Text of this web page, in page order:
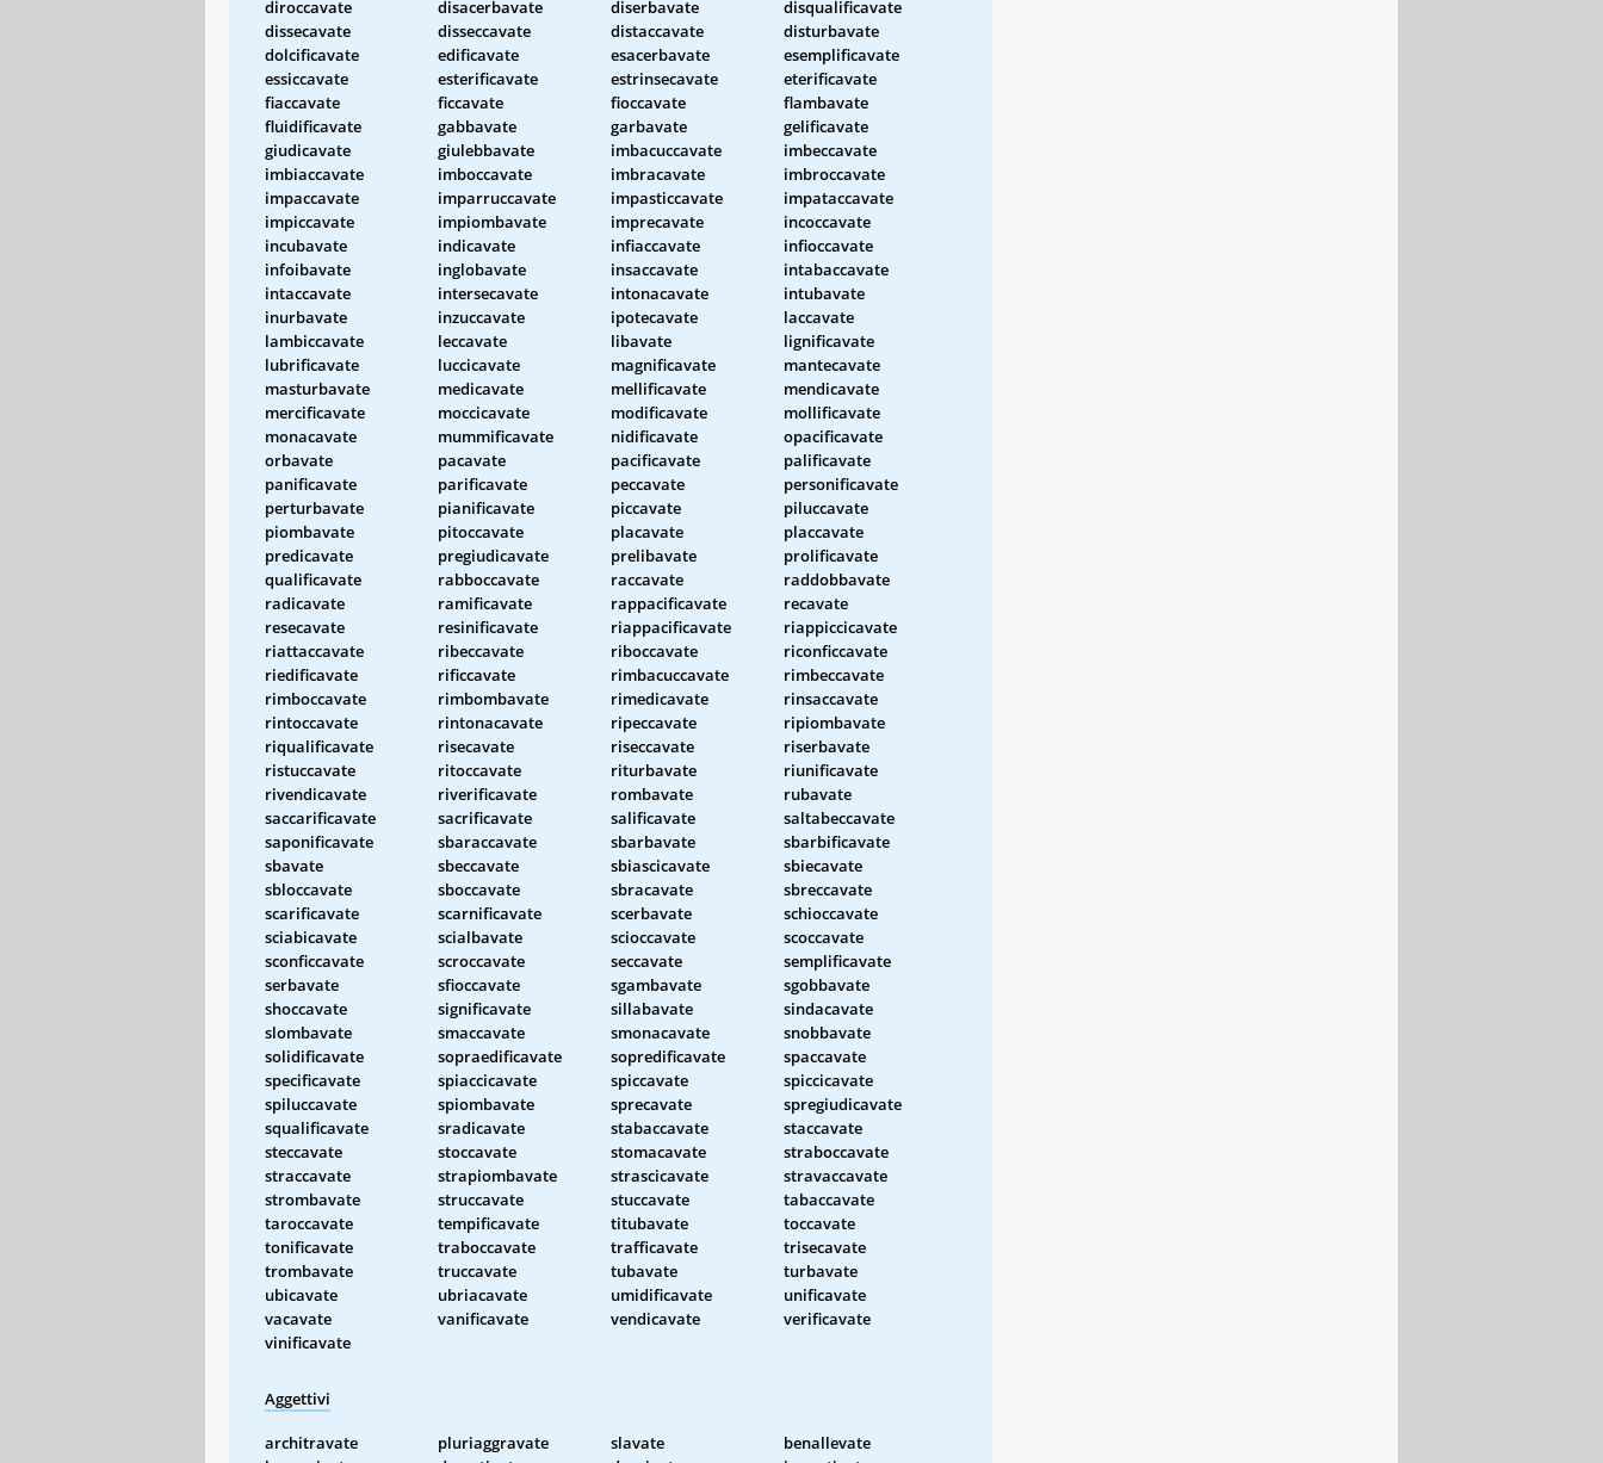
diroccavate
disacerbavate diserbavate
disqualificavate
dissecavate
disseccavate distaccavate
disturbavate
dolcificavate
edificavate esacerbavate
esemplificavate
essiccavate
esterificavate estrinsecavate
eterificavate
fiaccavate
ficcavate fioccavate
flambavate
fluidificavate
gabbavate garbavate
gelificavate
giudicavate
giulebbavate imbacuccavate
imbeccavate
imbiaccavate
imboccavate imbracavate
imbroccavate
impaccavate
imparruccavate impasticcavate
impataccavate
impiccavate
impiombavate imprecavate
incoccavate
incubavate
indicavate infiaccavate
infioccavate
infoibavate
inglobavate insaccavate
intabaccavate
intaccavate
intersecavate intonacavate
intubavate
inurbavate
inzuccavate ipotecavate
laccavate
lambiccavate
leccavate libavate
lignificavate
lubrificavate
luccicavate magnificavate
mantecavate
masturbavate
medicavate mellificavate
mendicavate
mercificavate
moccicavate modificavate
mollificavate
monacavate
mummificavate nidificavate
opacificavate
orbavate
pacavate pacificavate
palificavate
panificavate
parificavate peccavate
personificavate
perturbavate
pianificavate piccavate
piluccavate
piombavate
pitoccavate placavate
placcavate
predicavate
pregiudicavate prelibavate
prolificavate
qualificavate
rabboccavate raccavate
raddobbavate
radicavate
ramificavate rappacificavate
recavate
resecavate
resinificavate riappacificavate
riappiccicavate
riattaccavate
ribeccavate riboccavate
riconficcavate
riedificavate
rificcavate rimbacuccavate
rimbeccavate
rimboccavate
rimbombavate rimedicavate
rinsaccavate
rintoccavate
rintonacavate ripeccavate
ripiombavate
riqualificavate
risecavate riseccavate
riserbavate
ristuccavate
ritoccavate riturbavate
riunificavate
rivendicavate
riverificavate rombavate
rubavate
saccarificavate
sacrificavate salificavate
saltabeccavate
saponificavate
sbaraccavate sbarbavate
sbarbificavate
sbavate
sbeccavate sbiascicavate
sbiecavate
sbloccavate
sboccavate sbracavate
sbreccavate
scarificavate
scarnificavate scerbavate
schioccavate
sciabicavate
scialbavate scioccavate
scoccavate
sconficcavate
scroccavate seccavate
semplificavate
serbavate
sfioccavate sgambavate
sgobbavate
shoccavate
significavate sillabavate
sindacavate
slombavate
smaccavate smonacavate
snobbavate
solidificavate
sopraedificavate sopredificavate
spaccavate
specificavate
spiaccicavate spiccavate
spiccicavate
spiluccavate
spiombavate sprecavate
spregiudicavate
squalificavate
sradicavate stabaccavate
staccavate
steccavate
stoccavate stomacavate
straboccavate
straccavate
strapiombavate strascicavate
stravaccavate
strombavate
struccavate stuccavate
tabaccavate
taroccavate
tempificavate titubavate
toccavate
tonificavate
traboccavate trafficavate
trisecavate
trombavate
truccavate tubavate
turbavate
ubicavate
ubriacavate umidificavate
unificavate
vacavate
vanificavate vendicavate
verificavate
vinificavate
Aggettivi
architravate pluriaggravate slavate
benallevate